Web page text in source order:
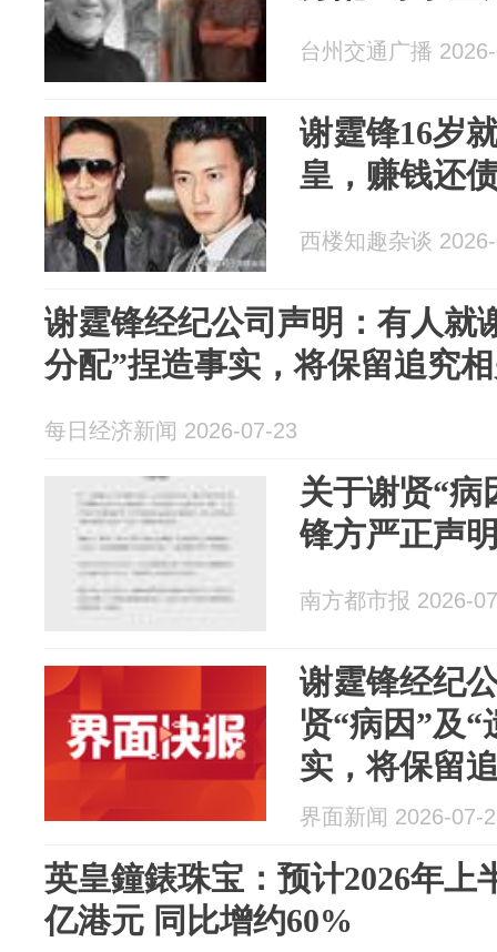
台州交通广播
谢霆锋16岁
皇，赚钱还
西楼知趣杂谈
谢霆锋经纪公司声明：有人就
分配”捏造事实，将保留追究
每日经济新闻 2026-07-23
关于谢贤“病
锋方严正声
南方都市报 2026-
谢霆锋经纪
贤“病因”及
实，将保留
界面新闻 2026-07-
英皇鐘錶珠宝：预计2026年上
亿港元 同比增约60%